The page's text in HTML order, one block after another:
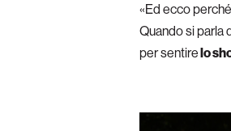
«Ed ecco
Quando si parla
per sentirelo